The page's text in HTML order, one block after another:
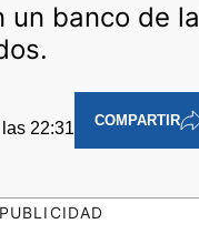
un banco de la
22:31 COMPARTIR
PUBLICIDAD